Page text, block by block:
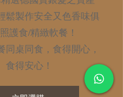
鬆製作安全又色香味俱
護食/精緻軟餐！
同桌同食，食得開心，
食得安心！